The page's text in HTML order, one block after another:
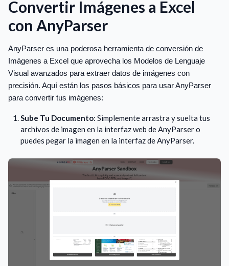
Convertir Imágenes a Excel
con AnyParser
AnyParser es una poderosa herramienta de conversión de
Imágenes a Excel que aprovecha los Modelos de Lenguaje
Visual avanzados para extraer datos de imágenes con
precisión. Aquí están los pasos básicos para usar AnyParser
para convertir tus imágenes:
Sube Tu Documento: Simplemente arrastra y suelta tus
archivos de imagen en la interfaz web de AnyParser o
puedes pegar la imagen en la interfaz de AnyParser.